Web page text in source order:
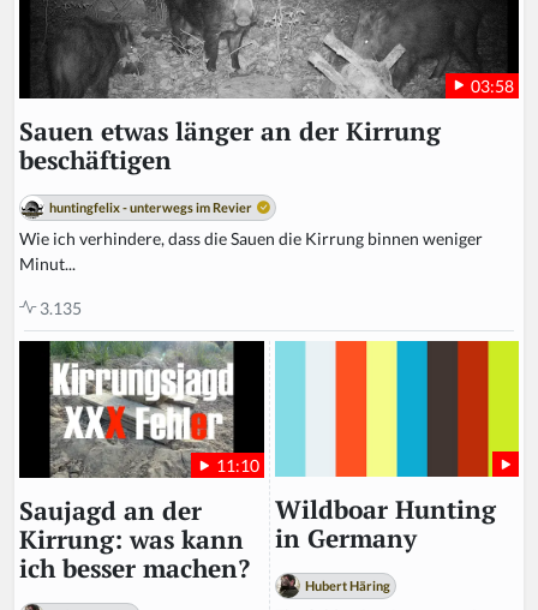
03:58
Sauen etwas länger an der Kirrung
beschäftigen
huntingfelix - unterwegs im Revier
Wie ich verhindere, dass die Sauen die Kirrung binnen weniger
Minut...
3.135
11:10
Saujagd an der
Kirrung: was kann
ich besser machen?
Wildboar Hunting
in Germany
Hubert Häring